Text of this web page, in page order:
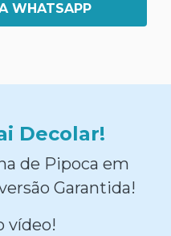
WHATSAPP
Decolar!
de Pipoca em
Garantida!
vídeo!